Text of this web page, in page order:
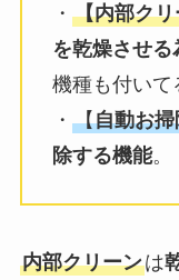
・ 【内部クリ
を乾燥させ
機種も付いて
・ 【自動お
除する機能。
内部クリーンは